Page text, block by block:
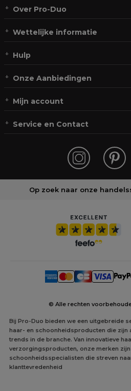
Over Pro-Duo
Wettelijke informatie
Hulp
Onze Aanbiedingen
Mijn account
Service en Contact
Op zoek naar onze
© Alle rechten
Bij Pro-Duo bieden we een uitgebreide
haar- en schoonheidsproducten die zijn
trends in de branche. Van innovatieve
verzorgingsproducten, onze merken
schoonheidsspecialisten die streven
klanttevredenheid